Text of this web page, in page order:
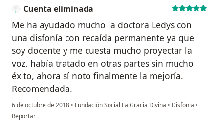
Cuenta eliminada
Me ha ayudado mucho la doctora Ledys con
una disfonía con recaída permanente ya que
soy docente y me cuesta mucho proyectar la
voz, había tratado en otras partes sin mucho
éxito, ahora sí noto finalmente la mejoría.
Recomendada.
6 de octubre de 2018 • Fundación Social La Gracia Divina • Disfonia •
en opinión del usuario Cuenta eliminada
Reportar